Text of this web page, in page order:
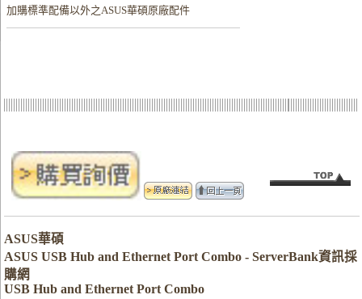
加購標準配備以外之ASUS華碩原廠配件
ASUS華碩
ASUS USB Hub and Ethernet Port Combo - ServerBank資訊採
購網
USB Hub and Ethernet Port Combo